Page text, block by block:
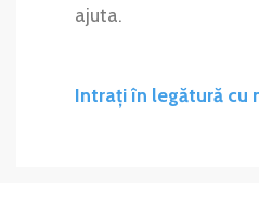
ajuta.
Intrați în legătură cu